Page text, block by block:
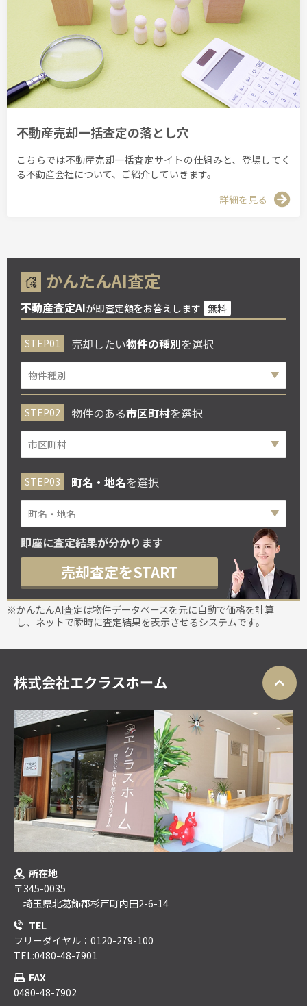
不動産売却一括査定の落とし穴
こちらでは不動産売却一括査定サイトの仕組みと、登場してく
る不動産会社について、ご紹介していきます。
詳細を見る
かんたんAI査定
不動産査定AIが即査定額をお答えします 無料
売却したい物件の種別を選択
物件のある市区町村を選択
町名・地名を選択
即座に査定結果が分かります
売却査定をSTART
※かんたんAI査定は物件データベースを元に自動で価格を計算
し、ネットで瞬時に査定結果を表示させるシステムです。
所在地
〒345-0035
埼玉県北葛飾郡杉戸町内田2-6-14
TEL
フリーダイヤル：0120-279-100
TEL:0480-48-7901
FAX
0480-48-7902